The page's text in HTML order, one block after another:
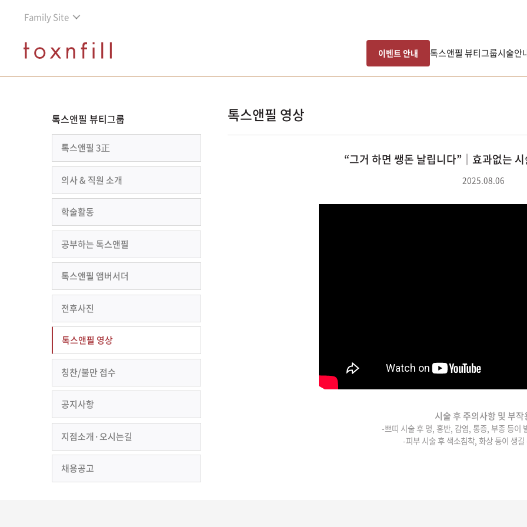
Family Site
이벤트 안내 톡스앤필 뷰티그룹시술안
톡스앤필 뷰티그룹
톡스앤필 3正
의사 & 직원 소개
학술활동
공부하는 톡스앤필
톡스앤필 앰버서더
전후사진
톡스앤필 영상
칭찬/불만 접수
공지사항
지점소개·오시는길
채용공고
톡스앤필 영상
“그거 하면 쌩돈 날립니다”│효과없는
2025.08.06
시술 후 주의사항 및 부작
-쁘띠 시술 후 멍, 홍반, 감염, 통증, 부종 등이
-피부 시술 후 색소침착, 화상 등이 생